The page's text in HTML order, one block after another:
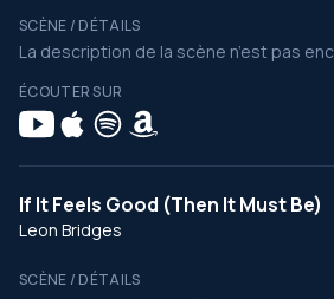
SCÈNE / DÉTAILS
La description de la scène n’est pas
ÉCOUTER SUR
If It Feels Good (Then It Must Be)
Leon Bridges
SCÈNE / DÉTAILS